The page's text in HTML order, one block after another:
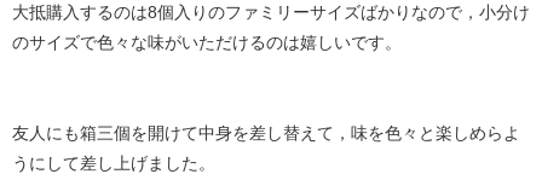
大抵購入するのは8個入りのファミリーサイズばかりなので，小分け
のサイズで色々な味がいただけるのは嬉しいです。
友人にも箱三個を開けて中身を差し替えて，味を色々と楽しめらよ
うにして差し上げました。